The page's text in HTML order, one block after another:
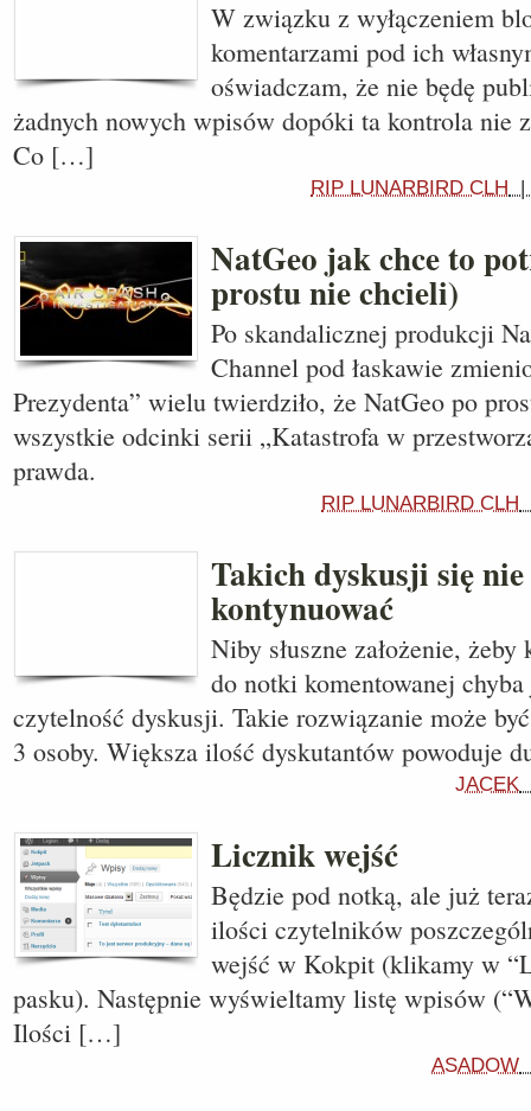
W związku z wyłączeniem
komentarzami pod ich
oświadczam, że nie będę
żadnych nowych wpisów dopóki ta kontrola
Co […]
RIP LUNARBIRD CLH
NatGeo jak chce to
prostu nie chcieli)
Po skandalicznej produkcji
Channel pod łaskawie
Prezydenta” wielu twierdziło, że NatGeo po
wszystkie odcinki serii „Katastrofa w
prawda.
RIP LUNARBIRD CLH
Takich dyskusji się
kontynuować
Niby słuszne założenie,
do notki komentowanej
czytelność dyskusji. Takie rozwiązanie może
3 osoby. Większa ilość dyskutantów powoduje
JACEK
Licznik wejść
Będzie pod notką, ale już
ilości czytelników
wejść w Kokpit (klikamy w
pasku). Następnie wyświeltamy listę wpisów
Ilości […]
ASADOW